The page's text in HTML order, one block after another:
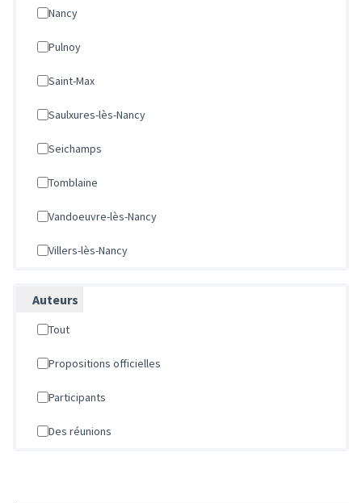
Nancy
Pulnoy
Saint-Max
Saulxures-lès-Nancy
Seichamps
Tomblaine
Vandoeuvre-lès-Nancy
Villers-lès-Nancy
Auteurs
Tout
Propositions officielles
Participants
Des réunions